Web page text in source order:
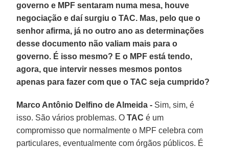
governo e MPF sentaram numa mesa, houve
negociação e daí surgiu o TAC. Mas, pelo que o
senhor afirma, já no outro ano as determinações
desse documento não valiam mais para o
governo. É isso mesmo? E o MPF está tendo,
agora, que intervir nesses mesmos pontos
apenas para fazer com que o TAC seja cumprido?
Marco Antônio Delfino de Almeida - Sim, sim, é
isso. São vários problemas. OTAC é um
compromisso que normalmente o MPF celebra com
particulares, eventualmente com órgãos públicos. É